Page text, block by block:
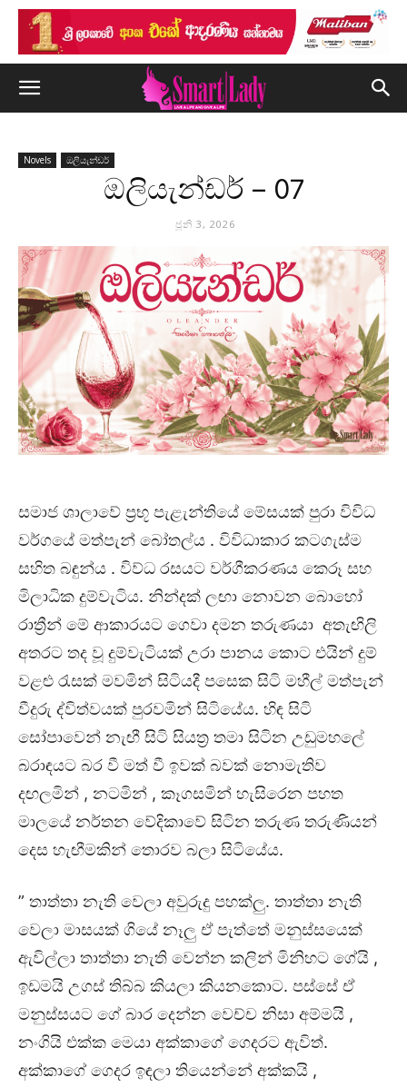
Novels ඔලියැන්ඩර්
ඔලියැන්ඩර් – 07
ජූනි 3, 2026
සමාජ ශාලාවේ ප්‍රභූ පැළැන්තියේ මේසයක් පුරා විවිධ
වර්ගයේ මත්පැන් බෝතල්ය . විවිධාකාර කටගැස්ම
සහිත බඳුන්ය . විව්ධ රසයට වර්ගීකරණය කෙරූ සහ
මිලාධික දුම්වැටිය. නින්දක් ලඟා නොවන බොහෝ
රාත්‍රීන් මේ ආකාරයට ගෙවා දමන තරුණයා අතැඟිලි
අතරට තද වූ දුම්වැටියක් උරා පානය කොට එයින් දුම්
වළළු රැසක් මවමින් සිටියදී පසෙක සිටි මහීල් මත්පැන්
වීදුරු ද්විත්වයක් පුරවමින් සිටියේය. හිඳ සිටි
සෝපාවෙන් නැඟී සිටි සියත්‍ර තමා සිටින උඩුමහලේ
බරාඳයට බර වී මත් වී ඉවක් බවක් නොමැතිව
දඟලමින් , නටමින් , කෑගසමින් හැසිරෙන පහත
මාලයේ නර්තන වේදිකාවේ සිටින තරුණ තරුණියන්
දෙස හැඟීමකින් තොරව බලා සිටියේය.
” තාත්තා නැති වෙලා අවුරුදු පහක්ලු. තාත්තා නැති
වෙලා මාසයක් ගියේ නෑලු ඒ පැත්තේ මනුස්සයෙක්
ඇවිල්ලා තාත්‍තා නැති වෙන්න කලින් මිනිහට ගේයි ,
ඉඩමයි උගස් තිබ්බ කියලා කියනකොට. පස්සේ ඒ
මනුස්සයට ගේ බාර දෙන්න වෙච්ච නිසා අම්මයි ,
නංගියි එක්ක මෙයා අක්කාගේ ගෙදරට ඇවිත්.
අක්කාගේ ගෙදර ඉඳලා තියෙන්නේ අක්කයි ,